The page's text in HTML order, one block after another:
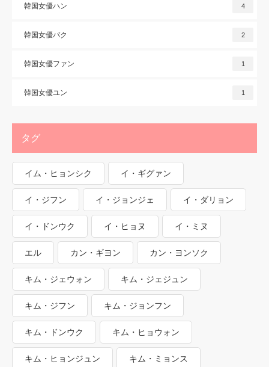
韓国女優ハン 4
韓国女優パク 2
韓国女優ファン 1
韓国女優ユン 1
タグ
イム・ヒョンシク イ・ギグァン
イ・ジフン イ・ジョンジェ イ・ダリョン
イ・ドンウク イ・ヒョヌ イ・ミヌ
エル カン・ギヨン カン・ヨンソク
キム・ジェウォン キム・ジェジュン
キム・ジフン キム・ジョンフン
キム・ドンウク キム・ヒョウォン
キム・ヒョンジュン キム・ミョンス